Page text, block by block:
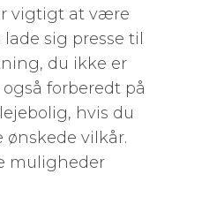
vigtigt at være
sig presse til
du ikke er
forberedt på
hvis du
ønskede vilkår.
muligheder